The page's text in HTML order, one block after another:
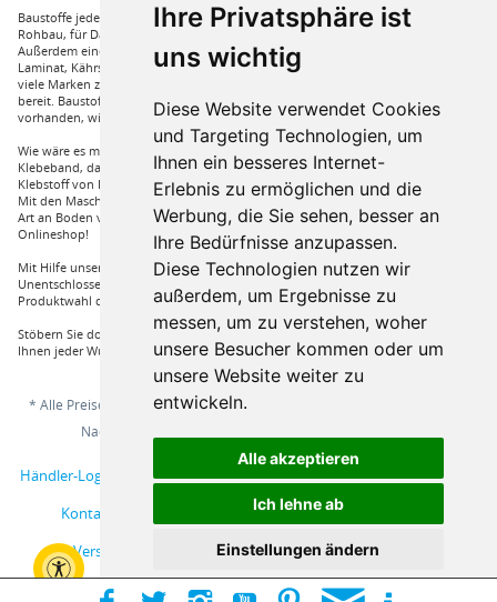
Ihre Privatsphäre ist
uns wichtig
Diese Website verwendet Cookies
und Targeting Technologien, um
Ihnen ein besseres Internet-
Erlebnis zu ermöglichen und die
Werbung, die Sie sehen, besser an
Ihre Bedürfnisse anzupassen.
Diese Technologien nutzen wir
außerdem, um Ergebnisse zu
messen, um zu verstehen, woher
unsere Besucher kommen oder um
unsere Website weiter zu
entwickeln.
Alle akzeptieren
Ich lehne ab
Einstellungen ändern
Baustoffe jeder Art die sie für ihren Haus benötigen, wie beispielsweise für den
Rohbau, für Dämmungen für ihr Haus und für den Innenausbau. Wir führen
Außerdem eine große Auswahl an Bodenbelägen wie GUNREBEN Parkett, JOKA
Laminat, Kährs Parkett, Pardor Laminat, PCV Boden der Marke Wefloor und
viele Marken zu Fliesen, hierzu steht unser Service Team aus Fachprofis zur Hilfe
bereit. Baustoffe für den Außenbereich haben wir ebenso in unserem Sortiment
vorhanden, wie Dachfenster, Gartenhäuser und auch diverse Zäune.
Wie wäre es mit Klebstoffe von Uzin, wie zum Beispiel das Aluminium
Klebeband, dass Sie auch bei hoher Hitze einsetzen können oder auch ein
Klebstoff von Bona, dass für verkleben von Massivholzdielen in Einsatz kommt.
Mit den Maschinen von Wolff und Janser können sie im Handumdrehen jeder
Art an Boden verarbeiten. Vieles mehr an Marken und Artikel nur bei uns im
Onlineshop!
Mit Hilfe unserer Service Hotline sind Sie nur mit einem Anruf von ihrer
Unentschlossenheit erlöst und bekommen von einem Fachprofi die beste
Produktwahl die für sie relevant ist.
Stöbern Sie doch einfach durch unserem Sortiment und Sie werden sehen, dass
Ihnen jeder Wunsch erfüllt wird.
* Alle Preise inkl. gesetzl. Mehrwertsteuer zzgl.
Nachnahmegebühren, wenn nicht anders beschrieben
Händler-Login Musterbestellung Über uns
Hilfe / Support
Kontakt
Online-Streitschlichtungsplattform
Versand und Zahlungsbedingungen
Impressum
Widerrufsbelehrung
Datenschutzerklärung